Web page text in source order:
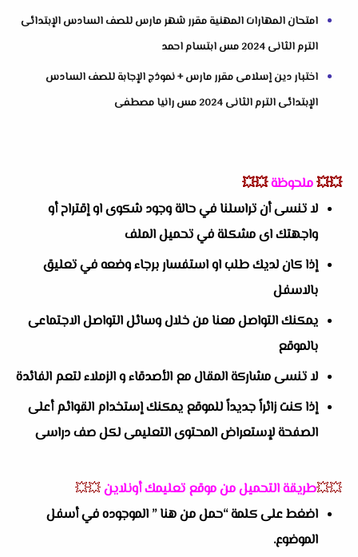
امتحان المهارات المهنية مقرر شهر مارس للصف السادس الإبتدائى
الترم الثانى 2024 مس ابتسام احمد
اختبار دين إسلامى مقرر مارس + نموذج الإجابة للصف السادس
الإبتدائى الترم الثانى 2024 مس رانيا مصطفى
💥💥ملحوظة💥💥
لا تنسى أن تراسلنا في حالة وجود شكوى او إقتراح أو
واجهتك اى مشكلة في تحميل الملف
إذا كان لديك طلب او استفسار برجاء وضعه في تعليق
بالاسفل
يمكنك التواصل معنا من خلال وسائل التواصل الاجتماعى
بالموقع
لا تنسى مشاركة المقال مع الأصدقاء و الزملاء لتعم الفائدة
إذا كنت زائراً جديداً للموقع يمكنك إستخدام القوائم أعلى
الصفحة لإستعراض المحتوى التعليمى لكل صف دراسى
💥💥طريقة التحميل من موقع تعليمك أونلاين💥💥
اضغط على كلمة “حمل من هنا ” الموجوده في أسفل
الموضوع.